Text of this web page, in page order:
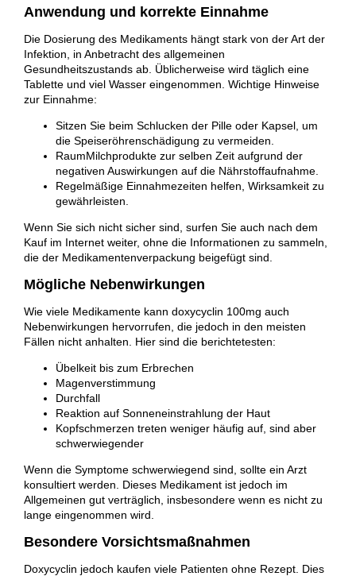
Anwendung und korrekte Einnahme
Die Dosierung des Medikaments hängt stark von der Art der
Infektion, in Anbetracht des allgemeinen
Gesundheitszustands ab. Üblicherweise wird täglich eine
Tablette und viel Wasser eingenommen. Wichtige Hinweise
zur Einnahme:
Sitzen Sie beim Schlucken der Pille oder Kapsel, um
die Speiseröhrenschädigung zu vermeiden.
RaumMilchprodukte zur selben Zeit aufgrund der
negativen Auswirkungen auf die Nährstoffaufnahme.
Regelmäßige Einnahmezeiten helfen, Wirksamkeit zu
gewährleisten.
Wenn Sie sich nicht sicher sind, surfen Sie auch nach dem
Kauf im Internet weiter, ohne die Informationen zu sammeln,
die der Medikamentenverpackung beigefügt sind.
Mögliche Nebenwirkungen
Wie viele Medikamente kann doxycyclin 100mg auch
Nebenwirkungen hervorrufen, die jedoch in den meisten
Fällen nicht anhalten. Hier sind die berichtetesten:
Übelkeit bis zum Erbrechen
Magenverstimmung
Durchfall
Reaktion auf Sonneneinstrahlung der Haut
Kopfschmerzen treten weniger häufig auf, sind aber
schwerwiegender
Wenn die Symptome schwerwiegend sind, sollte ein Arzt
konsultiert werden. Dieses Medikament ist jedoch im
Allgemeinen gut verträglich, insbesondere wenn es nicht zu
lange eingenommen wird.
Besondere Vorsichtsmaßnahmen
Doxycyclin jedoch kaufen viele Patienten ohne Rezept. Dies